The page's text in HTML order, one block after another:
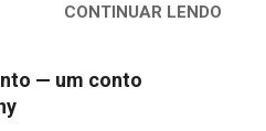
de clássicos da
brasileiros, somos forçados
burocrática na escola e
adquirindo uma certa
CONTINUAR LENDO
— um conto